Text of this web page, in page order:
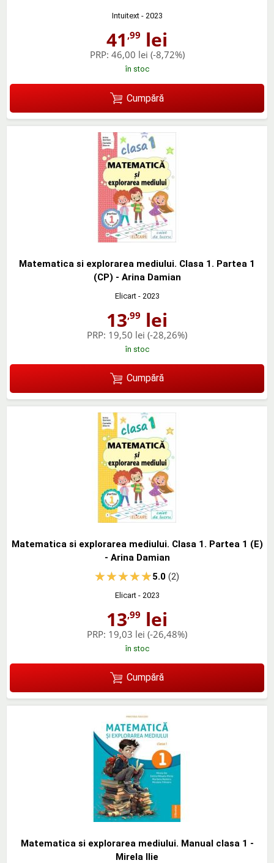
Intuitext- 2023
41 ,99 lei
PRP: 46,00 lei (-8,72%)
în stoc
Cumpără
Matematica si explorarea mediului. Clasa 1. Partea 1
(CP) - Arina Damian
Elicart- 2023
13,99 lei
PRP: 19,50 lei (-28,26%)
în stoc
Cumpără
Matematica si explorarea mediului. Clasa 1. Partea 1 (E)
- Arina Damian
5.0(2)
Elicart- 2023
13,99 lei
PRP: 19,03 lei (-26,48%)
în stoc
Cumpără
Matematica si explorarea mediului. Manual clasa 1 -
Mirela Ilie